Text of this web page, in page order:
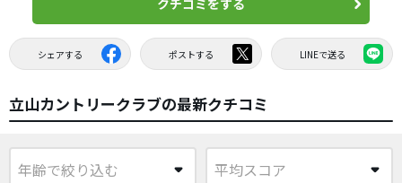
クチコミをする
シェアする ポストする LINEで送る
立山カントリークラブの最新クチコミ